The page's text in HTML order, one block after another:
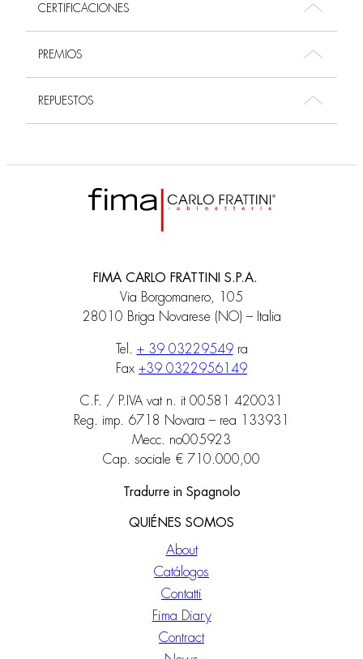
CERTIFICACIONES
PREMIOS
REPUESTOS
FIMA CARLO FRATTINI S.P.A.
Via Borgomanero, 105
28010 Briga Novarese (NO) – Italia
Tel. + 39 03229549ra
Fax +39 0322956149
C.F. / P.IVA vat n. it 00581 420031
Reg. imp. 6718 Novara – rea 133931
Mecc. no005923
Cap. sociale € 710.000,00
Tradurre in Spagnolo
QUIÉNES SOMOS
About
Catálogos
Contatti
Fima Diary
Contract